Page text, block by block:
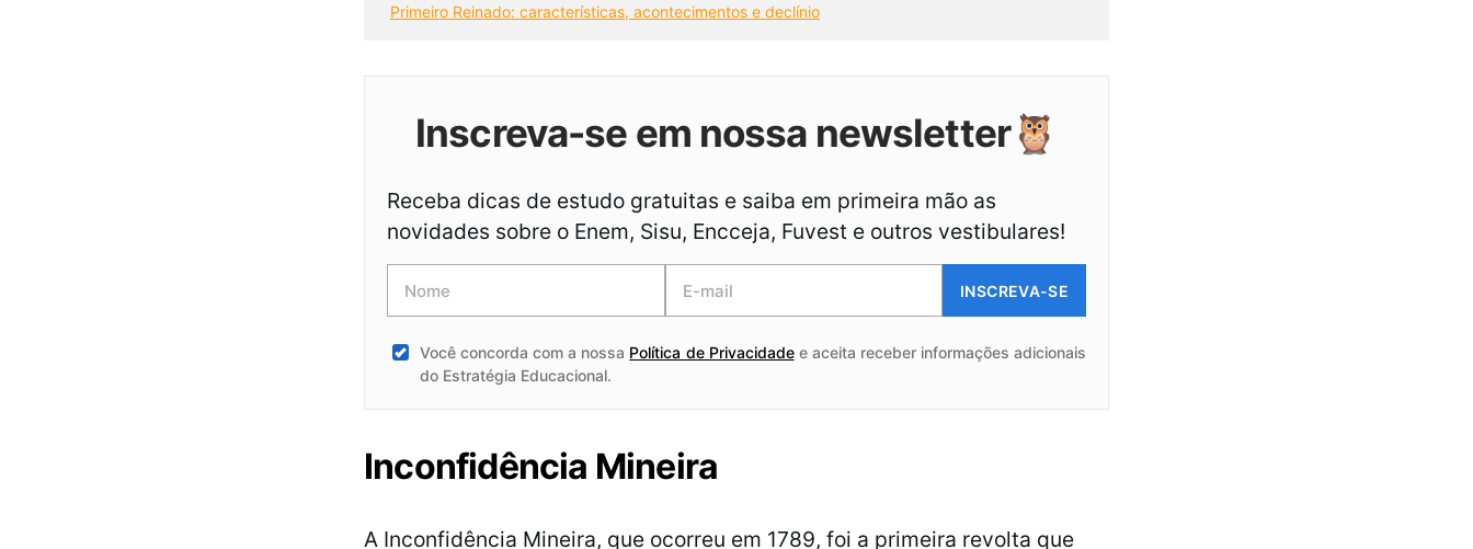
Primeiro Reinado: características, acontecimentos e declínio
Inscreva-se em nossa newsletter🦉
Receba dicas de estudo gratuitas e saiba em primeira mão as
novidades sobre o Enem, Sisu, Encceja, Fuvest e outros vestibulares!
INSCREVA-SE
Você concorda com a nossa Política de Privacidadee aceita receber informações adicionais
do Estratégia Educacional.
Inconfidência Mineira
A Inconfidência Mineira, que ocorreu em 1789, foi a primeira revolta que